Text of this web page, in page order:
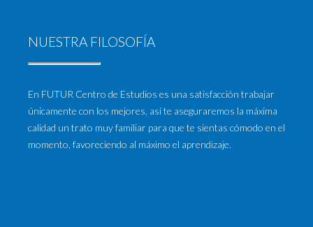
NUESTRA FILOSOFÍA
En FUTUR Centro de Estudios es una satisfacción trabajar
únicamente con los mejores, así te aseguraremos la máxima
calidad un trato muy familiar para que te sientas cómodo en el
momento, favoreciendo al máximo el aprendizaje.